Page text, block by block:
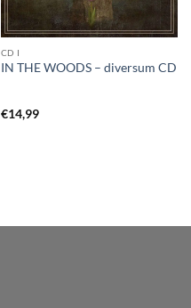
CD I
IN THE WOODS – diversum CD
€14,99